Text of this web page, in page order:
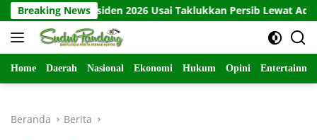
Langsung
ke
konten
Breaking News
Piala Presiden 2026 Usai Taklukkan Persib Lewat Adu Penalti
Home Daerah Nasional Ekonomi Hukum Opini
Beranda Berita